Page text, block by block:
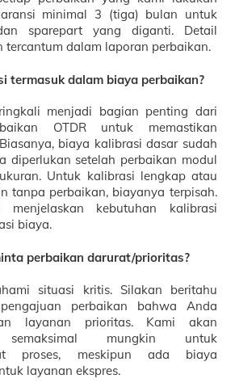
minimal 3 (tiga) bulan untuk
sparepart yang diganti. Detail
tercantum dalam laporan perbaikan.
termasuk dalam biaya perbaikan?
menjadi bagian penting dari
OTDR untuk memastikan
biaya kalibrasi dasar sudah
diperlukan setelah perbaikan modul
Untuk kalibrasi lengkap atau
tanpa perbaikan, biayanya terpisah.
kebutuhan kalibrasi
biaya.
perbaikan darurat/prioritas?
situasi kritis. Silakan beritahu
perbaikan bahwa Anda
layanan prioritas. Kami akan
semaksimal mungkin untuk
proses, meskipun ada biaya
layanan ekspres.